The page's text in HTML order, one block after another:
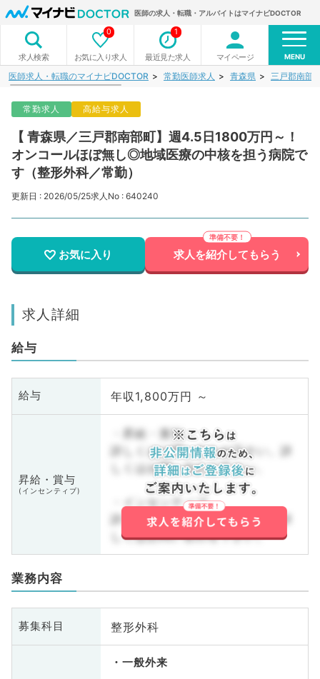
医師の求人・転職・アルバイトはマイナビDOCTOR
求人検索 お気に入り求人
0
最近見た求人
1
マイページ MENU
医師求人・転職のマイナビDOCTOR 常勤医師求人 青森県 三戸郡南部
常勤求人 高給与求人
【 青森県／三戸郡南部町】週4.5日1800万円～！
オンコールほぼ無し◎地域医療の中核を担う病院で
す（整形外科／常勤）
更新日 : 2026/05/25求人No : 640240
お気に入り 求人を紹介してもらう
求人詳細
給与
給与 年収1,800万円 ～
昇給・賞与
(インセンティブ)
・昇給・賞与
詳しくはお問い合わせ下さい。詳
しくはお問い合わせ下さい。
・インセンティブ
詳しくはお問い合わせ下さい。詳
しくはお問い合わせ下さい。
業務内容
募集科目 整形外科
一般外来